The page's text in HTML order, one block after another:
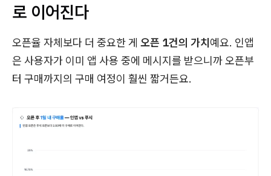
로 이어진다
오픈율 자체보다 더 중요한 게 오픈 1건의 가치예요. 인앱
은 사용자가 이미 앱 사용 중에 메시지를 받으니까 오픈부
터 구매까지의 구매 여정이 훨씬 짧거든요.